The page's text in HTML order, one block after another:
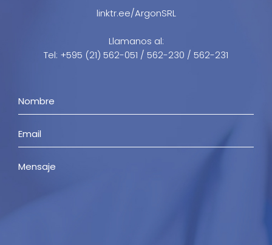
linktr.ee/ArgonSRL
Llamanos al:
Tel: +595 (21) 562-051 / 562-230 / 562-231